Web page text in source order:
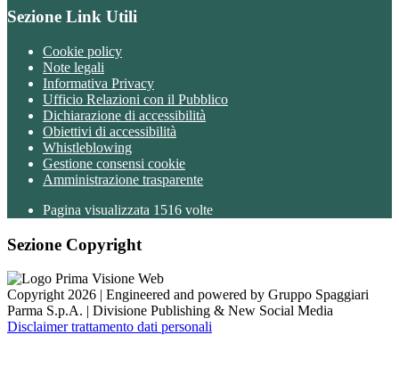
Sezione Link Utili
Cookie policy
Note legali
Informativa Privacy
Ufficio Relazioni con il Pubblico
Dichiarazione di accessibilità
Obiettivi di accessibilità
Whistleblowing
Gestione consensi cookie
Amministrazione trasparente
Pagina visualizzata 1516 volte
Sezione Copyright
Copyright 2026 | Engineered and powered by Gruppo Spaggiari
Parma S.p.A. | Divisione Publishing & New Social Media
Disclaimer trattamento dati personali